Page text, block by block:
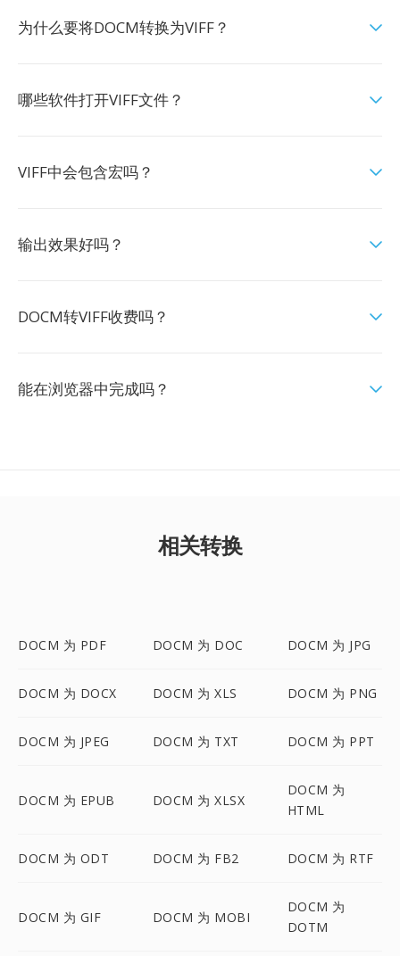
为什么要将DOCM转换为VIFF？
哪些软件打开VIFF文件？
VIFF中会包含宏吗？
输出效果好吗？
DOCM转VIFF收费吗？
能在浏览器中完成吗？
相关转换
DOCM 为 PDF DOCM 为 DOC DOCM 为 JPG
DOCM 为 DOCX DOCM 为 XLS DOCM 为 PNG
DOCM 为 JPEG DOCM 为 TXT DOCM 为 PPT
DOCM 为 EPUB DOCM 为 XLSX
DOCM 为
HTML
DOCM 为 ODT DOCM 为 FB2 DOCM 为 RTF
DOCM 为 GIF DOCM 为 MOBI
DOCM 为
DOTM